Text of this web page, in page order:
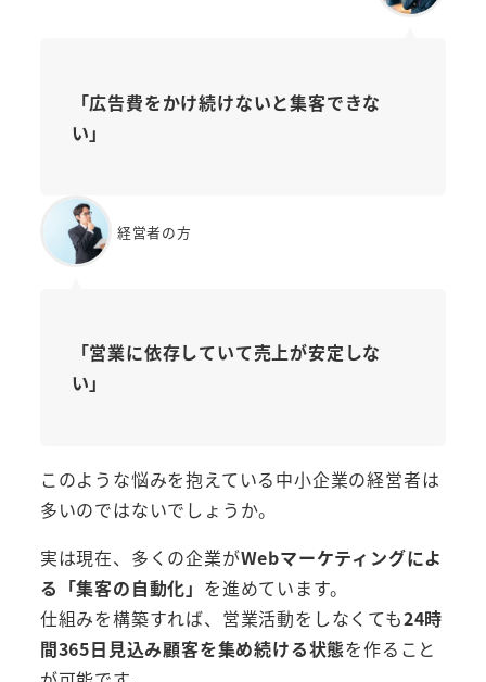
「広告費をかけ続けないと集客できな
い」
経営者の方
「営業に依存していて売上が安定しな
い」
このような悩みを抱えている中小企業の経営者は
多いのではないでしょうか。
実は現在、多くの企業がWebマーケティングによ
る「集客の自動化」 を進めています。
仕組みを構築すれば、営業活動をしなくても24時
間365日見込み顧客を集め続ける状態を作ること